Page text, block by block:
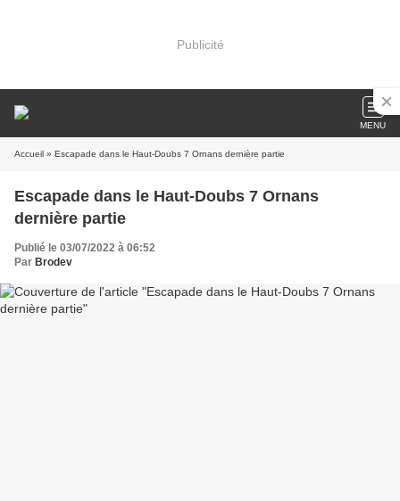
Publicité
MENU
Accueil » Escapade dans le Haut-Doubs 7 Ornans dernière partie
Escapade dans le Haut-Doubs 7 Ornans
dernière partie
Publié le 03/07/2022 à 06:52
Par Brodev